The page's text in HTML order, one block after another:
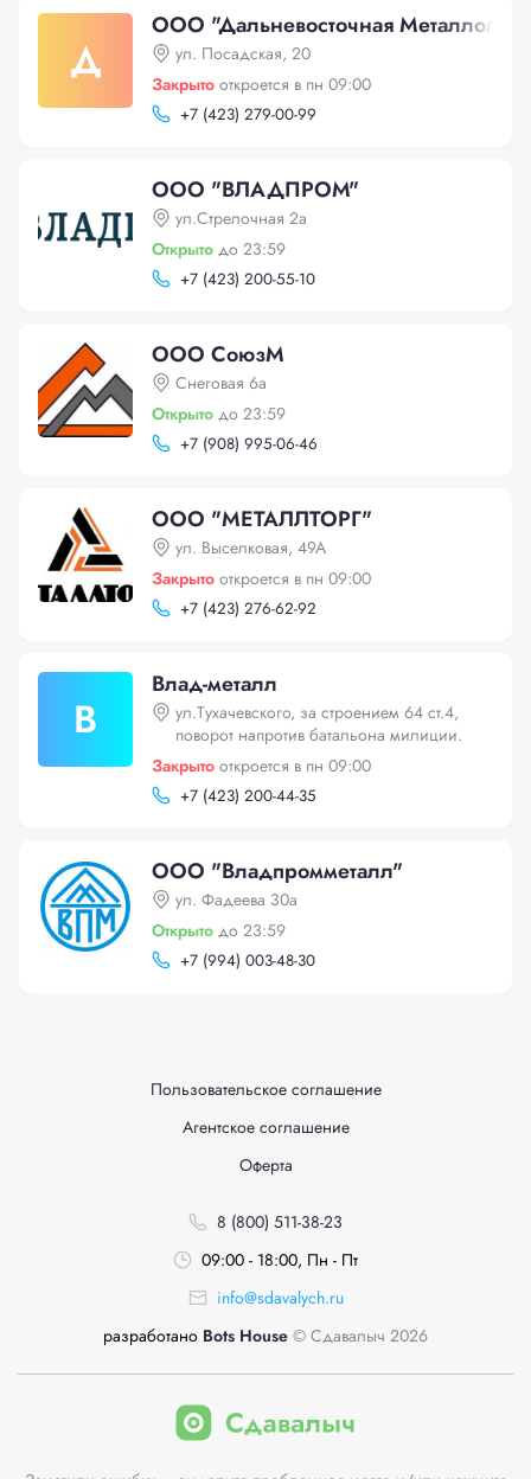
Д
ООО "Дальневосточная
ул. Посадская, 20
Закрыто откроется в пн 09:00
+7 (423) 279-00-99
ООО "ВЛАДПРОМ"
ул.Стрелочная 2а
Открыто до 23:59
+7 (423) 200-55-10
ООО СоюзМ
Снеговая 6а
Открыто до 23:59
+7 (908) 995-06-46
ООО "МЕТАЛЛТОРГ"
ул. Выселковая, 49А
Закрыто откроется в пн 09:00
+7 (423) 276-62-92
В
Влад-металл
ул.Тухачевского, за строением 64 ст.4,
поворот напротив батальона милиции.
Закрыто откроется в пн 09:00
+7 (423) 200-44-35
ООО "Владпромметалл"
ул. Фадеева 30а
Открыто до 23:59
+7 (994) 003-48-30
Пользовательское соглашение
Агентское соглашение
Оферта
8 (800) 511-38-23
09:00 - 18:00, Пн - Пт
info@sdavalych.ru
разработано Bots House © Сдавалыч 2026